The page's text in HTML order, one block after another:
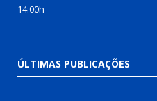
14:00h
ÚLTIMAS PUBLICAÇÕES